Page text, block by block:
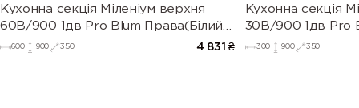
Кухонна секція Міленіум верхня
60В/900 1дв Pro Blum Права(Білий/
Напівмат Білий 9003)
600 900 350 4 831 ₴
Кухонна секція
30В/900 1дв Pro
Напівмат Білий
300 900 350